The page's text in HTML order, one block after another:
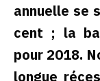
annuelle se
cent ; la
pour 2018.
longue